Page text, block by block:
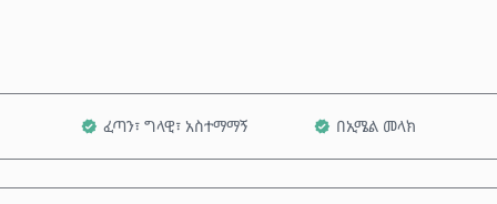
ፈጣን፣ ግላዊ፣ አስተማማኝ በኢሜል መላክ